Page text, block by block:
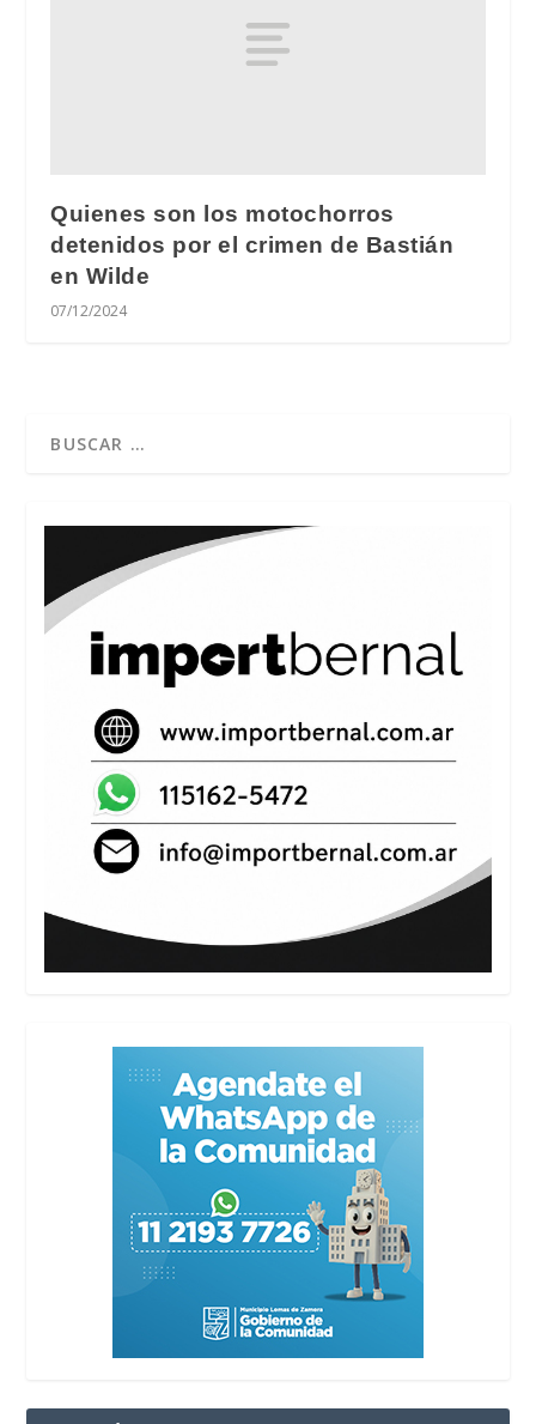
Quienes son los motochorros
detenidos por el crimen de Bastián
en Wilde
07/12/2024